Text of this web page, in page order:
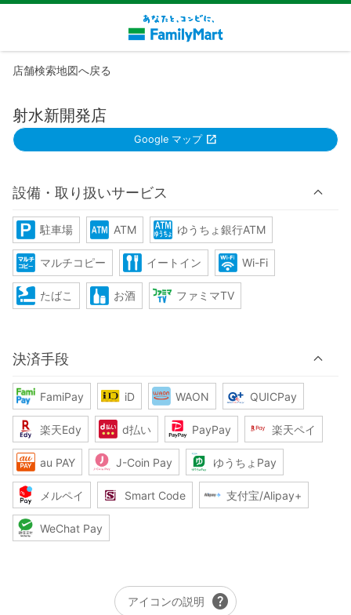
店舗検索地図へ戻る
射水新開発店
Google マップ
設備・取り扱いサービス
駐車場 ATM ゆうちょ銀行ATM
マルチコピー イートイン Wi-Fi
たばこ お酒 ファミマTV
決済手段
FamiPay iD WAON QUICPay
楽天Edy d払い PayPay 楽天ペイ
au PAY J-Coin Pay ゆうちょPay
メルペイ Smart Code 支付宝/Alipay+
WeChat Pay
アイコンの説明 help